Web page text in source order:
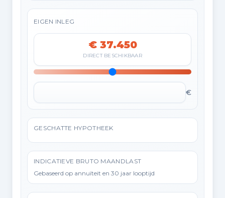
EIGEN INLEG
€ 37.450
DIRECT BESCHIKBAAR
€
GESCHATTE HYPOTHEEK
INDICATIEVE BRUTO MAANDLAST
Gebaseerd op annuïteit en 30 jaar looptijd